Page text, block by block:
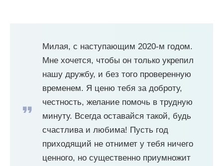
Милая, с наступающим 2020-м годом.
Мне хочется, чтобы он только укрепил
нашу дружбу, и без того проверенную
временем. Я ценю тебя за доброту,
честность, желание помочь в трудную
минуту. Всегда оставайся такой, будь
счастлива и любима! Пусть год
приходящий не отнимет у тебя ничего
ценного, но существенно приумножит